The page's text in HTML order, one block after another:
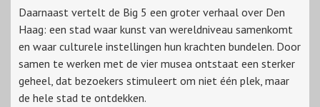
Daarnaast vertelt de Big 5 een groter verhaal over Den
Haag: een stad waar kunst van wereldniveau samenkomt
en waar culturele instellingen hun krachten bundelen. Door
samen te werken met de vier musea ontstaat een sterker
geheel, dat bezoekers stimuleert om niet één plek, maar
de hele stad te ontdekken.